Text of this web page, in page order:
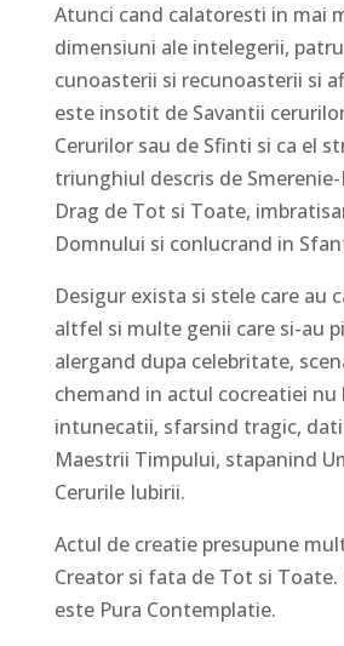
Atunci cand calatoresti in mai
dimensiuni ale intelegerii,
cunoasterii si recunoasterii si
este insotit de Savantii
Cerurilor sau de Sfinti si ca el
triunghiul descris de
Drag de Tot si Toate,
Domnului si conlucrand in
Desigur exista si stele care au
altfel si multe genii care si-au
alergand dupa celebritate,
chemand in actul cocreatiei
intunecatii, sfarsind tragic,
Maestrii Timpului, stapanind
Cerurile Iubirii.
Actul de creatie presupune
Creator si fata de Tot si Toate.
este Pura Contemplatie.